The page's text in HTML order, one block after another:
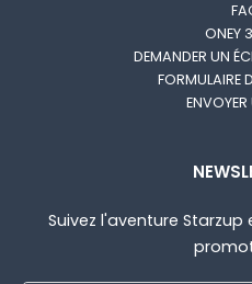
ONEY
DEMANDER UN
FORMULAIRE
Suivez l'aventure